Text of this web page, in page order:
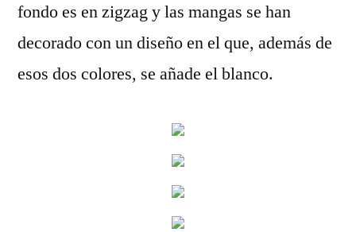
fondo es en zigzag y las mangas se han
decorado con un diseño en el que, además de
esos dos colores, se añade el blanco.